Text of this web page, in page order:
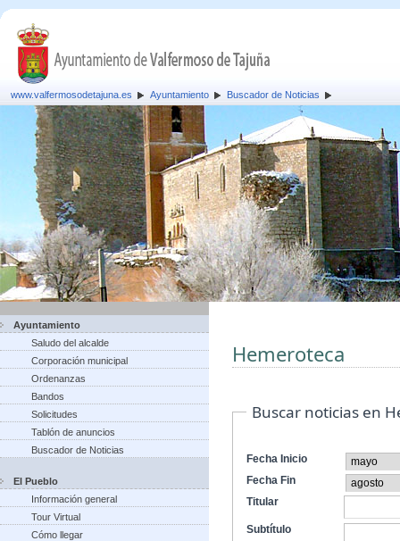
www.valfermosodetajuna.es Ayuntamiento Buscador de Noticias
Ayuntamiento
Saludo del alcalde
Corporación municipal
Ordenanzas
Bandos
Solicitudes
Tablón de anuncios
Buscador de Noticias
El Pueblo
Información general
Tour Virtual
Cómo llegar
Hemeroteca
Buscar noticias en
Fecha Inicio
Fecha Fin
Titular
Subtítulo